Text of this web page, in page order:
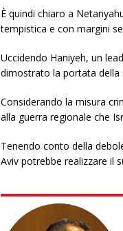
È quindi chiaro a
tempistica e con margini
Uccidendo Haniyeh, un
dimostrato la portata della
Considerando la misura
alla guerra regionale che
Tenendo conto della
Aviv potrebbe realizzare il